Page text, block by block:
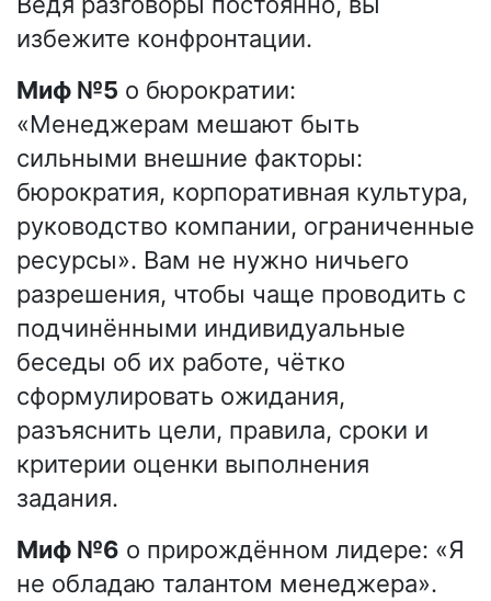
избежите конфронтации.
Миф №5 о бюрократии:
«Менеджерам мешают быть
сильными внешние факторы:
бюрократия, корпоративная культура,
руководство компании, ограниченные
ресурсы». Вам не нужно ничьего
разрешения, чтобы чаще проводить с
подчинёнными индивидуальные
беседы об их работе, чётко
сформулировать ожидания,
разъяснить цели, правила, сроки и
критерии оценки выполнения
задания.
Миф №6 о прирождённом лидере: «Я
не обладаю талантом менеджера».